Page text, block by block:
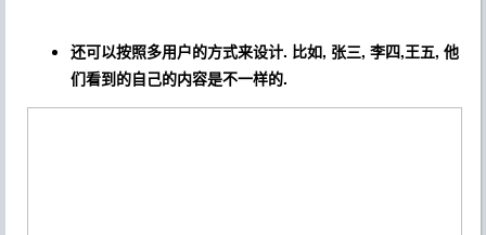
还可以按照多用户的方式来设计. 比如, 张三, 李四,王五, 他
们看到的自己的内容是不一样的.